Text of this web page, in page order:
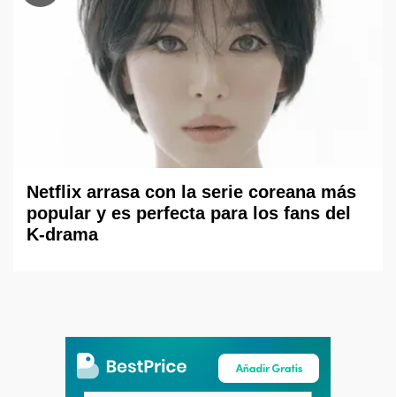
Netflix arrasa con la serie coreana más
popular y es perfecta para los fans del
K-drama